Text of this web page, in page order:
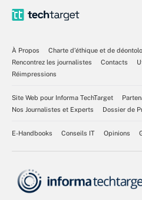
À Propos
Charte d’éthique et de
Rencontrez les journalistes
Contacts
Réimpressions
Site Web pour Informa TechTarget
Nos Journalistes et Experts
Dossier de
E-Handbooks Conseils IT Opinions